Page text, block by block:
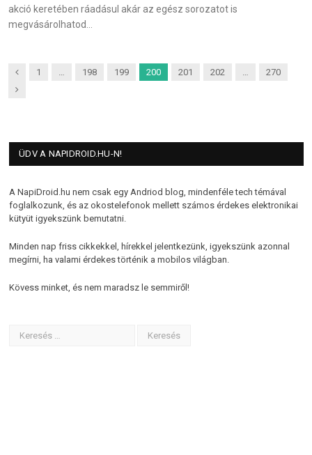
akció keretében ráadásul akár az egész sorozatot is
megvásárolhatod…
Previous
1 198 199 200 201 202
270
Next
ÜDV A NAPIDROID.HU-N!
A NapiDroid.hu nem csak egy Andriod blog, mindenféle tech témával
foglalkozunk, és az okostelefonok mellett számos érdekes elektronikai
kütyüt igyekszünk bemutatni.
Minden nap friss cikkekkel, hírekkel jelentkezünk, igyekszünk azonnal
megírni, ha valami érdekes történik a mobilos világban.
Kövess minket, és nem maradsz le semmiről!